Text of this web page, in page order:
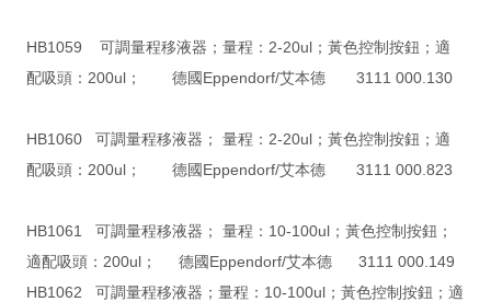
HB1059 可調量程移液器；量程：2-20ul；黃色控制按鈕；適
配吸頭：200ul； 德國Eppendorf/艾本德 3111 000.130
HB1060 可調量程移液器； 量程：2-20ul；黃色控制按鈕；適
配吸頭：200ul； 德國Eppendorf/艾本德 3111 000.823
HB1061 可調量程移液器； 量程：10-100ul；黃色控制按鈕；
適配吸頭：200ul； 德國Eppendorf/艾本德 3111 000.149
HB1062 可調量程移液器；量程：10-100ul；黃色控制按鈕；適